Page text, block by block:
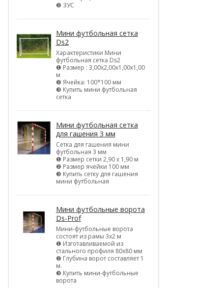
❷ ЗУС
Мини футбольная сетка
Ds2
Характеристики Мини
футбольная сетка Ds2
❶ Размер : 3,00х2,00х1,00х1,00
м
❷ Ячейка: 100*100 мм
❸ Купить мини футбольная
сетка
Мини футбольная сетка
для гашения 3 мм
Сетка для гашения мини
футбольная 3 мм
❶ Размер сетки 2,90 х 1,90 м
❷ Размер ячейки 100 мм
❸ Купить сетку для гашения
мини футбольная
Мини футбольные ворота
Ds-Prof
Мини-футбольные ворота
состоят из рамы 3х2 м
❶ Изготавливаемой из
стального профиля 80х80 мм
❷ Глубина ворот составляет 1
м.
❸ Купить мини-футбольные
ворота